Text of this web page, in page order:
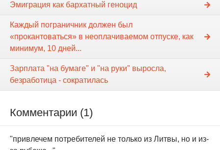
Эмиграция как бархатный геноцид
Каждый пограничник должен был
«прокантоваться» в неоплачиваемом отпуске, как
минимум, 10 дней...
Зарплата "на бумаге" и "на руки" выросла,
безработица - сократилась
Комментарии (1)
"привлечем потребителей не только из Литвы, но и из-